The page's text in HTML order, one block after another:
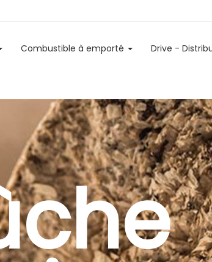
Combustible à emporté Drive -